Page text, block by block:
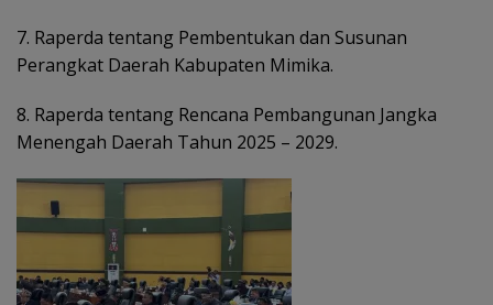
7. Raperda tentang Pembentukan dan Susunan
Perangkat Daerah Kabupaten Mimika.
8. Raperda tentang Rencana Pembangunan Jangka
Menengah Daerah Tahun 2025 – 2029.